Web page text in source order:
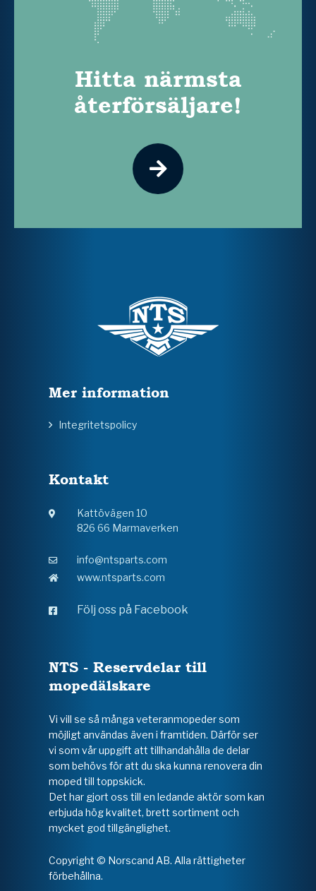
Hitta närmsta
återförsäljare!
Mer information
Integritetspolicy
Kontakt
Kattövägen 10
826 66 Marmaverken
info@ntsparts.com
www.ntsparts.com
Följ oss på Facebook
NTS - Reservdelar till
mopedälskare
Vi vill se så många veteranmopeder som
möjligt användas även i framtiden. Därför ser
vi som vår uppgift att tillhandahålla de delar
som behövs för att du ska kunna renovera din
moped till toppskick.
Det har gjort oss till en ledande aktör som kan
erbjuda hög kvalitet, brett sortiment och
mycket god tillgänglighet.
Copyright © Norscand AB. Alla rättigheter
förbehållna.